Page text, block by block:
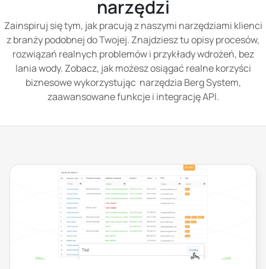
narzędzi
Zainspiruj się tym, jak pracują z naszymi narzędziami klienci
z branży podobnej do Twojej. Znajdziesz tu opisy procesów,
rozwiązań realnych problemów i przykłady wdrożeń, bez
lania wody. Zobacz, jak możesz osiągać realne korzyści
biznesowe wykorzystując narzędzia Berg System,
zaawansowane funkcje i integrację API.